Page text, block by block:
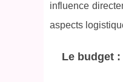
influence
aspects
Le budget